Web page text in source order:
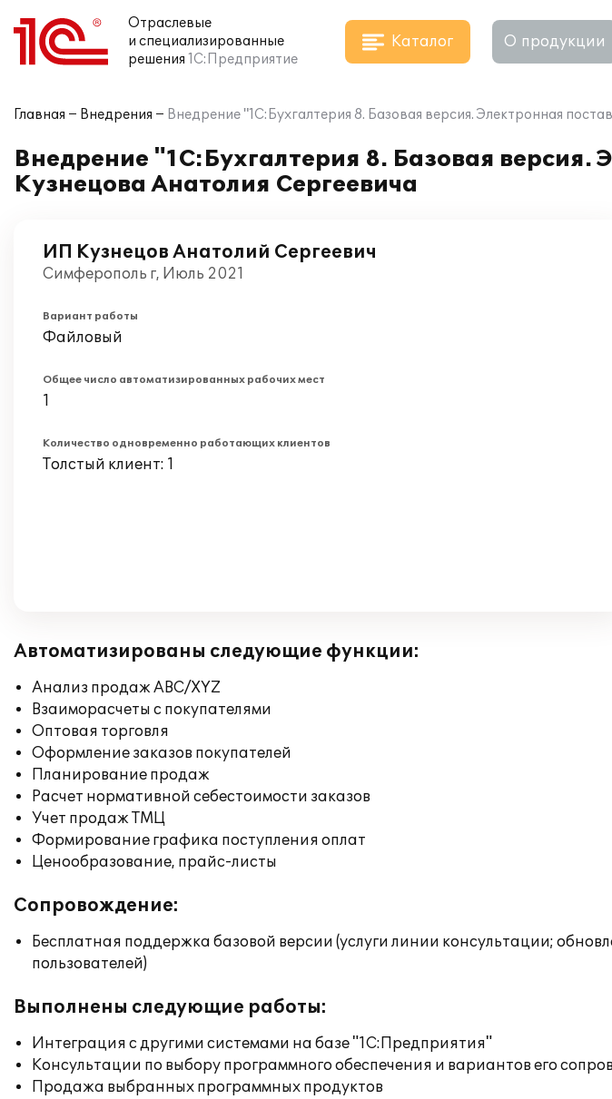
Отраслевые
и специализированные
решения 1С:Предприятие
Каталог О продукции
Главная Внедрения Внедрение "1С:Бухгалтерия 8. Базовая версия. Электронная
Внедрение "1С:Бухгалтерия 8. Базовая версия.
Кузнецова Анатолия Сергеевича
ИП Кузнецов Анатолий Сергеевич
Симферополь г, Июль 2021
Вариант работы
Файловый
Общее число автоматизированных рабочих мест
1
Количество одновременно работающих клиентов
Толстый клиент: 1
Автоматизированы следующие функции:
Анализ продаж ABC/XYZ
Взаиморасчеты с покупателями
Оптовая торговля
Оформление заказов покупателей
Планирование продаж
Расчет нормативной себестоимости заказов
Учет продаж ТМЦ
Формирование графика поступления оплат
Ценообразование, прайс-листы
Сопровождение:
Бесплатная поддержка базовой версии (услуги линии консультации;
пользователей)
Выполнены следующие работы:
Интеграция с другими системами на базе "1С:Предприятия"
Консультации по выбору программного обеспечения и вариантов его
Продажа выбранных программных продуктов